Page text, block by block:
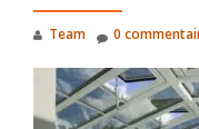
Team 0